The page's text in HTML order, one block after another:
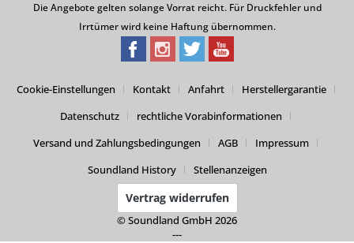
Die Angebote gelten solange Vorrat reicht. Für Druckfehler und
Irrtümer wird keine Haftung übernommen.
Cookie-Einstellungen Kontakt Anfahrt
Herstellergarantie
Datenschutz
rechtliche Vorabinformationen
Versand und Zahlungsbedingungen
AGB
Impressum
Soundland History
Stellenanzeigen
Vertrag widerrufen
© Soundland GmbH 2026
---